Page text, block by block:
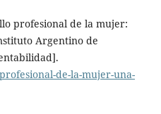
profesional de la mujer:
Argentino de
de-la-mujer-una-